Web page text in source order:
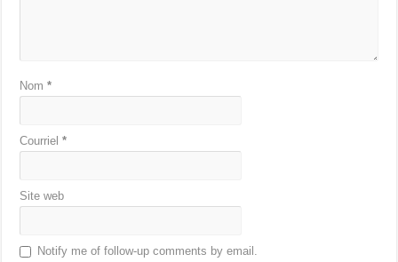
Nom*
Courriel*
Site web
Notify me of follow-up comments by email.